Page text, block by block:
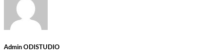
Admin ODISTUDIO